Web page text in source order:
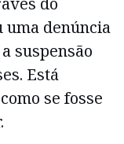
uma denúncia
suspensão
Está
se fosse